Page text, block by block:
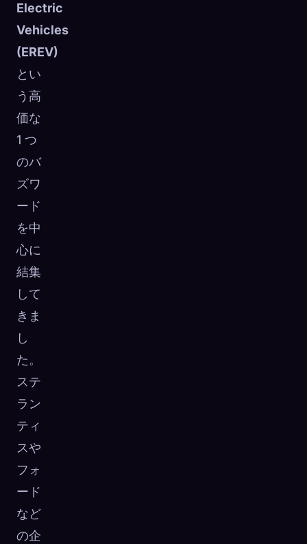
Electric
Vehicles
(EREV)
とい
う高
価な
1 つ
のバ
ズワ
ード
を中
心に
結集
して
きま
し
た。
ステ
ラン
ティ
スや
フォ
ード
など
の企